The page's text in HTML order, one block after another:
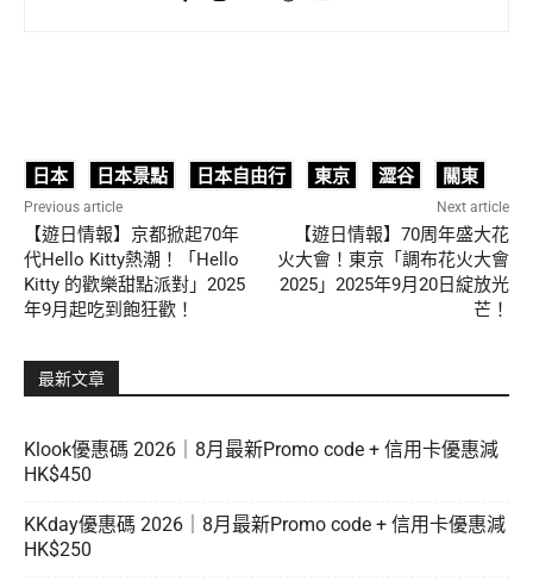
日本 日本景點 日本自由行 東京 澀谷 關東
Previous article
【遊日情報】京都掀起70年
代Hello Kitty熱潮！「Hello
Kitty 的歡樂甜點派對」2025
年9月起吃到飽狂歡！
Next article
【遊日情報】70周年盛大花
火大會！東京「調布花火大會
2025」2025年9月20日綻放光
芒！
最新文章
Klook優惠碼 2026｜8月最新Promo code + 信用卡優惠減
HK$450
KKday優惠碼 2026｜8月最新Promo code + 信用卡優惠減
HK$250